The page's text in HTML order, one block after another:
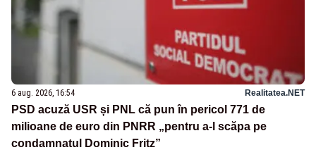
6 aug. 2026, 16:54 Realitatea.NET
PSD acuză USR și PNL că pun în pericol 771 de
milioane de euro din PNRR „pentru a-l scăpa pe
condamnatul Dominic Fritz”